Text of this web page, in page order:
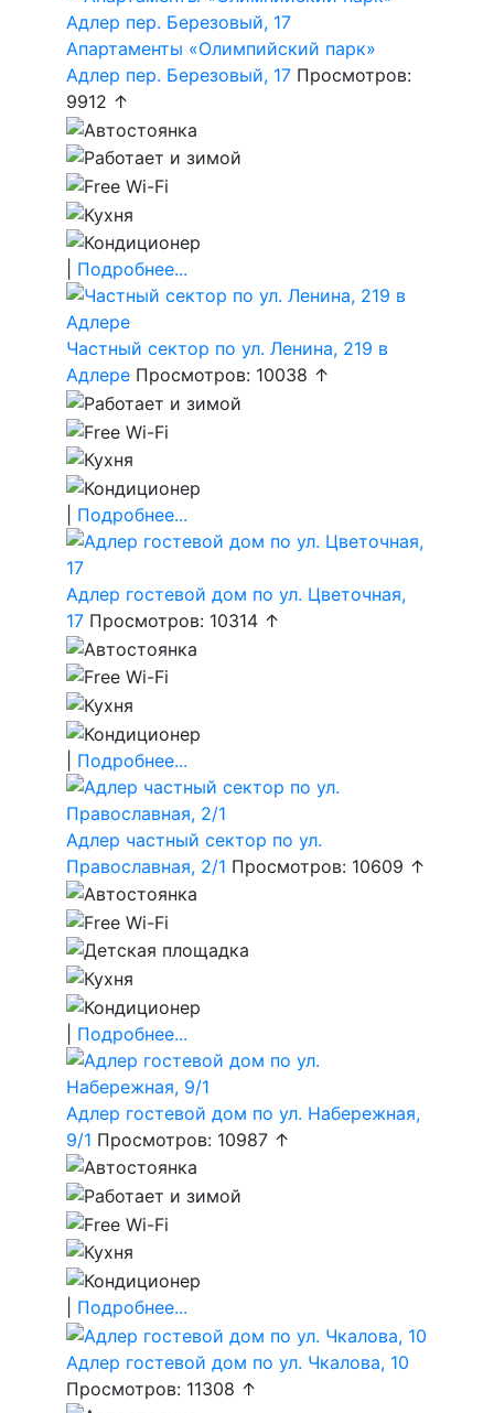
Апартаменты «Олимпийский парк»
Адлер пер. Березовый, 17 Просмотров:
9912 ↑
Подробнее...
Частный сектор по ул. Ленина, 219 в
Адлере Просмотров: 10038 ↑
Подробнее...
Адлер гостевой дом по ул. Цветочная,
17 Просмотров: 10314 ↑
Подробнее...
Адлер частный сектор по ул.
Православная, 2/1 Просмотров: 10609 ↑
Подробнее...
Адлер гостевой дом по ул. Набережная,
9/1 Просмотров: 10987 ↑
Подробнее...
Адлер гостевой дом по ул. Чкалова, 10
Просмотров: 11308 ↑